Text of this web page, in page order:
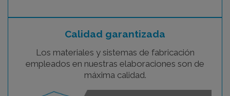
Calidad garantizada
Los materiales y sistemas de fabricación
empleados en nuestras elaboraciones son de
máxima calidad.